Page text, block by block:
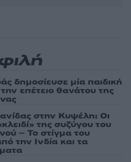
δημοσίευσε μία παιδική
επέτειο θανάτου της
στην Κυψέλη: Οι
της συζύγου του
– Το στίγμα του
την Ινδία και τα